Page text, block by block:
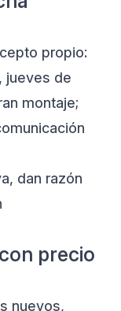
propio:
jueves de
montaje;
dan razón
precio
nuevos,